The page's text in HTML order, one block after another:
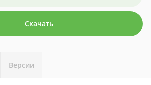
Скачать
Версии